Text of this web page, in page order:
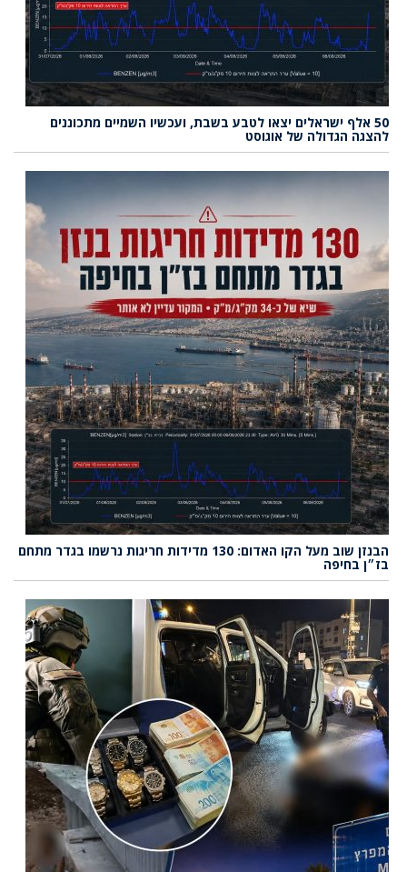
50 אלף ישראלים יצאו לטבע בשבת, ועכשיו השמיים מתכוננים
להצגה הגדולה של אוגוסט
הבנזן שוב מעל הקו האדום: 130 מדידות חריגות נרשמו בגדר מתחם
בז״ן בחיפה